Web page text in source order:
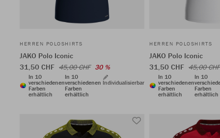
HERREN POLOSHIRTS
JAKO Polo Iconic
31,50 CHF 45,00 CHF 30 %
In 10
verschiedenen
Farben
erhältlich
In 10
verschiedenen
Farben
erhältlich
Individualisierbar
HERREN POLOSHIRTS
JAKO Polo Iconic
31,50 CHF 45,00 CHF
In 10
verschiedenen
Farben
erhältlich
In 10
Farben
erhältlich